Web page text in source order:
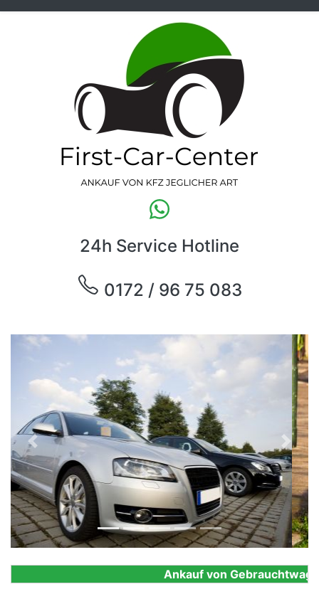
24h Service Hotline
0172 / 96 75 083
Previous Next
Ankauf von